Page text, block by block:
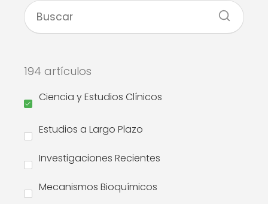
194 artículos
Ciencia y Estudios Clínicos
Estudios a Largo Plazo
Investigaciones Recientes
Mecanismos Bioquímicos